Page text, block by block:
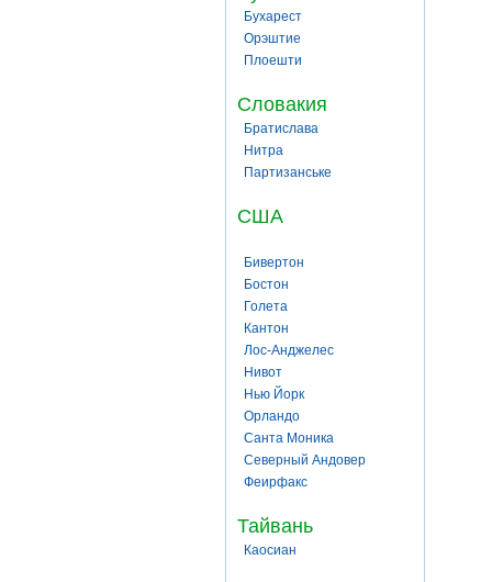
Бухарест
Орэштие
Плоешти
Словакия
Братислава
Нитра
Партизанське
США
Бивертон
Бостон
Голета
Кантон
Лос-Анджелес
Нивот
Нью Йорк
Орландо
Санта Моника
Северный Андовер
Феирфакс
Тайвань
Каосиан